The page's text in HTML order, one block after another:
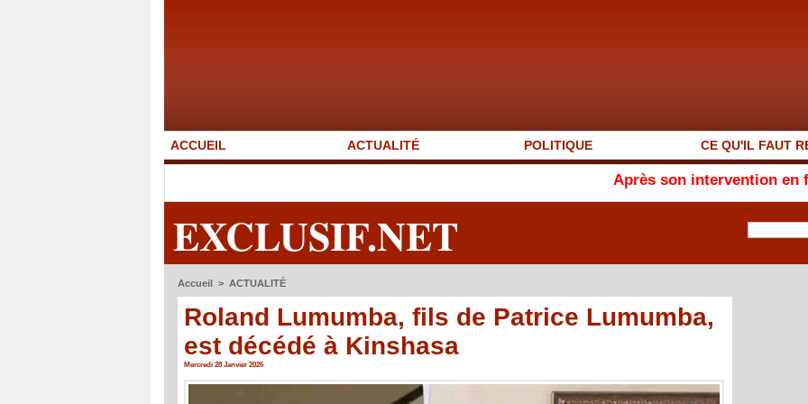
ACCUEIL ACTUALITÉ POLITIQUE CE QU'IL FAUT
Après son intervention en français,
EXCLUSIF.NET
Accueil > ACTUALITÉ
Roland Lumumba, fils de Patrice Lumumba,
est décédé à Kinshasa
Mercredi 28 Janvier 2026